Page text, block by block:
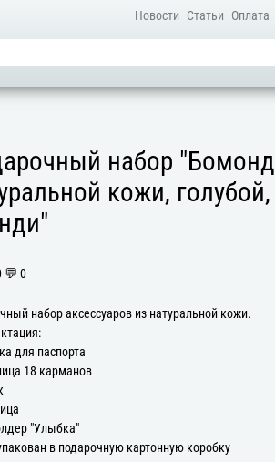
Новости Статьи Оплата
набор
кожи,
💬 0
набор аксессуаров из натуральной кожи.
для паспорта
18 карманов
"Улыбка"
в подарочную картонную коробку